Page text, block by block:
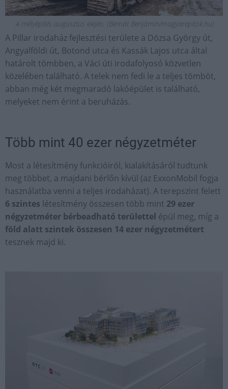
A mélyépítés augusztus elején. (Bernát Benjámin/magyarepitok.hu)
A Pillar irodaház fejlesztési területe a Dózsa György út,
Angyalföldi út, Botond utca és Kassák Lajos utca által
határolt tömbben, a Váci úti irodafolyosó közvetlen
közelében található. A telek nem fedi le a teljes tömböt,
abban még két megmaradó lakóépület is található,
melyeket nem érint a beruházás.
Több mint 40 ezer négyzetméter
Most a létesítmény funkcióiról, kialakításáról tudtunk
meg többet, a majdani bérlőn kívül (az ExxonMobil fogja
használatba venni a teljes irodaházat). A terepszint felett
6 szintes létesítmény összesen több mint 29 ezer
négyzetméter bérbeadható területtel épül meg, míg a
föld alatt szintek összesen 14 ezer négyzetmétert
tesznek majd ki.